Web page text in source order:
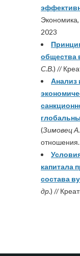
2023
общества
С.В.) //
Анализ
(Зимовец
капитала
состава
др.) //